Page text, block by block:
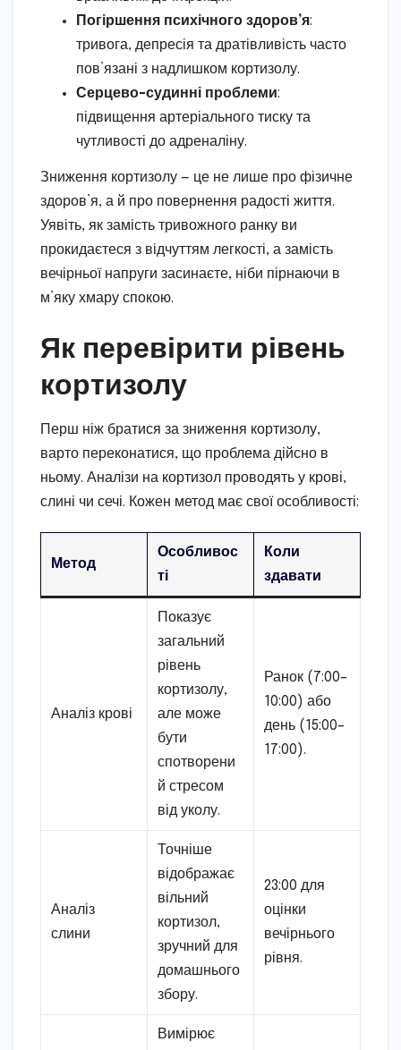
Погіршення психічного здоров’я:
тривога, депресія та дратівливість часто
пов’язані з надлишком кортизолу.
Серцево-судинні проблеми:
підвищення артеріального тиску та
чутливості до адреналіну.
Зниження кортизолу — це не лише про фізичне
здоров’я, а й про повернення радості життя.
Уявіть, як замість тривожного ранку ви
прокидаєтеся з відчуттям легкості, а замість
вечірньої напруги засинаєте, ніби пірнаючи в
м’яку хмару спокою.
Як перевірити рівень
кортизолу
Перш ніж братися за зниження кортизолу,
варто переконатися, що проблема дійсно в
ньому. Аналізи на кортизол проводять у крові,
слині чи сечі. Кожен метод має свої особливості:
Метод
Особливос
ті
Коли
здавати
Аналіз крові
Показує
загальний
рівень
кортизолу,
але може
бути
спотворени
й стресом
від уколу.
Ранок (7:00–
10:00) або
день (15:00–
17:00).
Аналіз
слини
Точніше
відображає
вільний
кортизол,
зручний для
домашнього
збору.
23:00 для
оцінки
вечірнього
рівня.
Вимірює